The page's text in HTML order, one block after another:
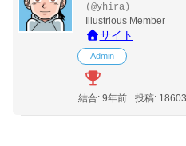
(@yhira)
Illustrious Member
サイト
Admin
結合: 9年前 投稿: 18603